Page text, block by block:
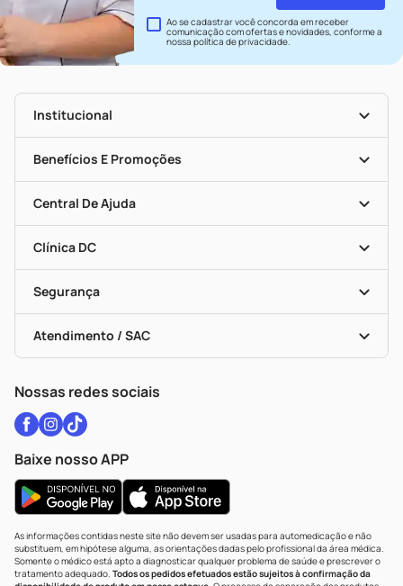
Ao se cadastrar você concorda em receber
comunicação com ofertas e novidades, conforme a
nossapolítica de privacidade.
Institucional
Nossas Lojas
Seja Uma Loja Parceira
Mapa De Categorias
Benefícios E Promoções
Convênios
Programa Popular Do Brasil
Encarte De Ofertas
Dermaclub
Cupons E Ofertas
Black Friday
Central De Ajuda
Recompra Programada
Alomed
Formas De Pagamento
Troca E Devolução
Bulas De A A Z
Políticas De Marketplace
Clínica DC
Serviços Farmacêuticos
Testes Rápidos
Autoteste Covid-19
Vacinas
Segurança
Portal Da Privacidade
Atendimento / SAC
Nossas redes sociais
Baixe nosso APP
As informações contidas neste site não devem ser usadas para automedicação e não
substituem, em hipótese alguma, as orientações dadas pelo profissional da área médica.
Somente o médico está apto a diagnosticar qualquer problema de saúde e prescrever o
tratamento adequado. Todos os pedidos efetuados estão sujeitos à confirmação da